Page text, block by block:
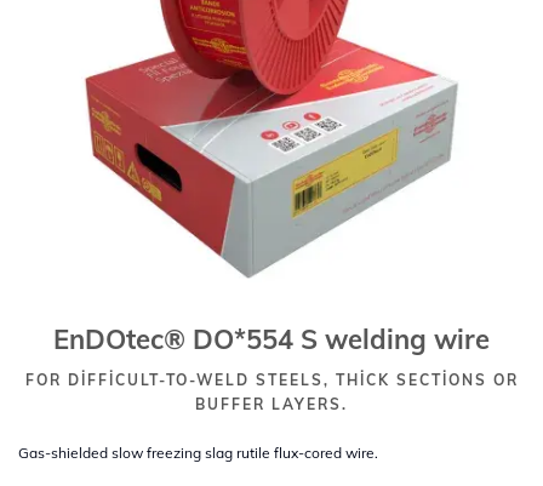
EnDOtec® DO*554 S welding wire
FOR DIFFICULT-TO-WELD STEELS, THICK SECTIONS OR
BUFFER LAYERS.
Gas-shielded slow freezing slag rutile flux-cored wire.